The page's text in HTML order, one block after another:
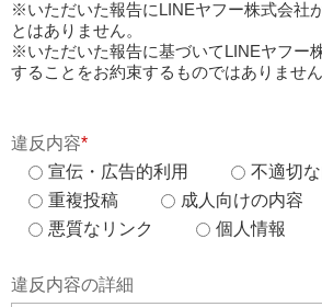
※いただいた報告にLINEヤフー株式会社
とはありません。
※いただいた報告に基づいてLINEヤフー
することをお約束するものではありません
違反内容*
宣伝・広告的利用
不適切
重複投稿
成人向けの内容
悪質なリンク
個人情報
違反内容の詳細